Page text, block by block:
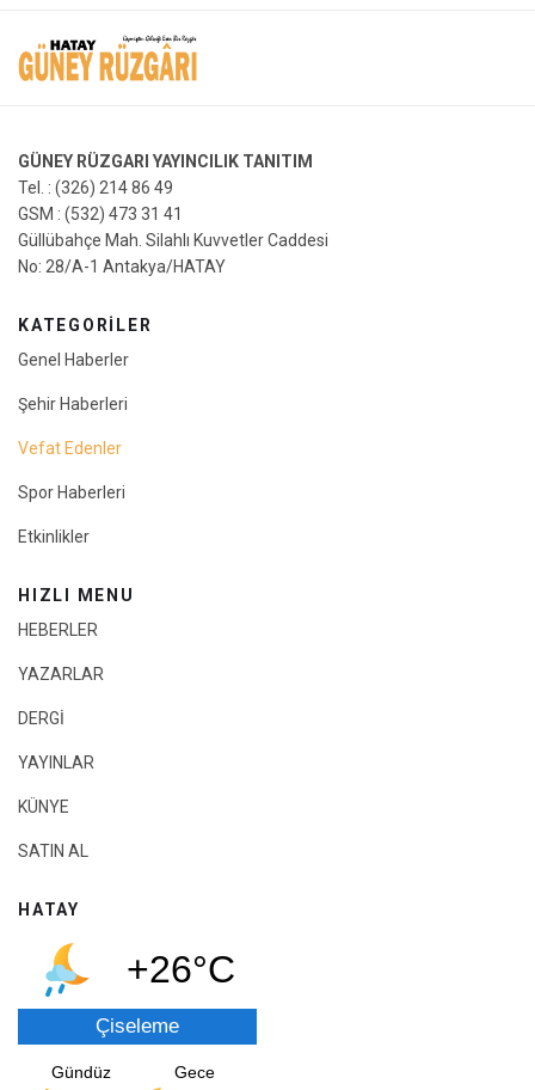
GÜNEY RÜZGARI YAYINCILIK TANITIM
Tel. : (326) 214 86 49
GSM : (532) 473 31 41
Güllübahçe Mah. Silahlı Kuvvetler Caddesi
No: 28/A-1 Antakya/HATAY
KATEGORİLER
Genel Haberler
Şehir Haberleri
Vefat Edenler
Spor Haberleri
Etkinlikler
HIZLI MENU
HEBERLER
YAZARLAR
DERGİ
YAYINLAR
KÜNYE
SATIN AL
HATAY
+26°C
Çiseleme
Gündüz Gece